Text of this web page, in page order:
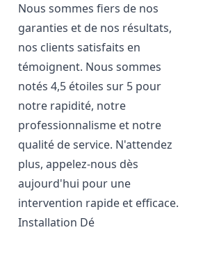
Nous sommes fiers de nos
garanties et de nos résultats,
nos clients satisfaits en
témoignent. Nous sommes
notés 4,5 étoiles sur 5 pour
notre rapidité, notre
professionnalisme et notre
qualité de service. N'attendez
plus, appelez-nous dès
aujourd'hui pour une
intervention rapide et efficace.
Installation Dé